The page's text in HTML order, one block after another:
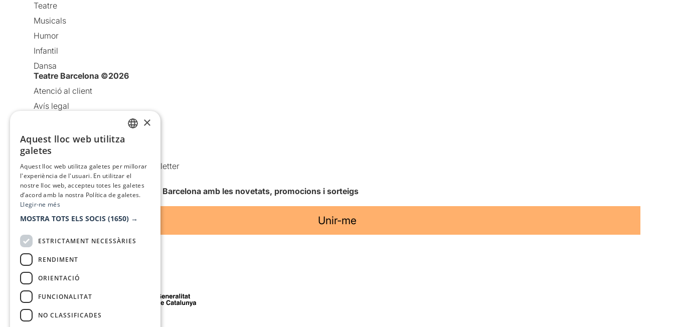
Teatre
Musicals
Humor
Infantil
Dansa
Teatre Barcelona ©2026
Atenció al client
Avís legal
Política de cookies
Condicions d’ús
Comunicacions comercials i Newsletter
Anuncia’t
Vull rebre la newsletter de Teatre Barcelona amb les novetats, promocions i sorteigs
Unir-me
Amb el suport de
×
Aquest lloc web utilitza
galetes
Aquest lloc web utilitza galetes per millorar
l'experiència de l'usuari. En utilitzar el
nostre lloc web, accepteu totes les galetes
d’acord amb la nostra Política de galetes.
Llegir-ne més
MOSTRA TOTS ELS SOCIS (1650) →
ESTRICTAMENT NECESSÀRIES
RENDIMENT
ORIENTACIÓ
FUNCIONALITAT
NO CLASSIFICADES